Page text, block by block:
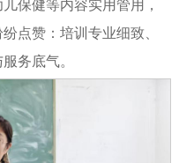
保健等内容实用管用，
点赞：培训专业细致、
务底气。